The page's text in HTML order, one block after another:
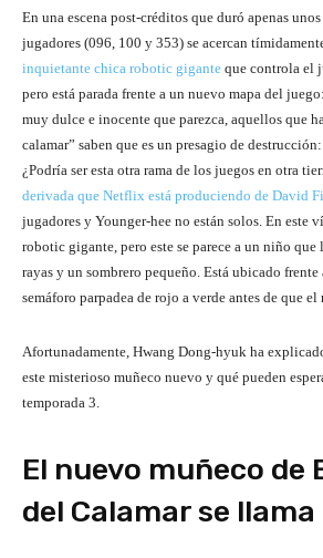
En una escena post-créditos que duró apenas
jugadores (096, 100 y 353) se acercan
inquietante chica robotic gigante que controla el
pero está parada frente a un nuevo mapa del
muy dulce e inocente que parezca, aquellos que
calamar” saben que es un presagio de
¿Podría ser esta otra rama de los juegos en otra
derivada que Netflix está produciendo de David
jugadores y Younger-hee no están solos. En este
robotic gigante, pero este se parece a un niño
rayas y un sombrero pequeño. Está ubicado frente
semáforo parpadea de rojo a verde antes de que el
Afortunadamente, Hwang Dong-hyuk ha
este misterioso muñeco nuevo y qué pueden
temporada 3.
El nuevo muñeco de
del Calamar se